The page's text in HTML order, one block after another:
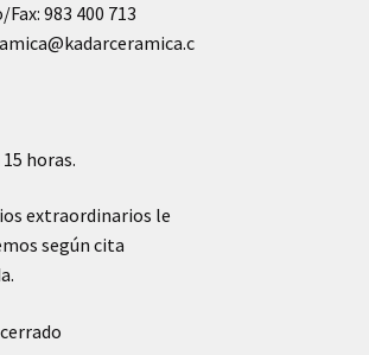
983 400 713
15 horas.
extraordinarios le
según cita